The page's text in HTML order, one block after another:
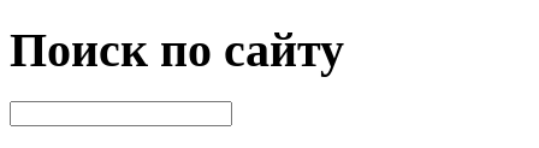
Поиск по сайту